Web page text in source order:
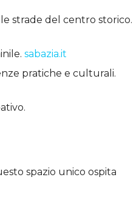
strade del centro storico.
sabazia.it
pratiche e culturali.
spazio unico ospita